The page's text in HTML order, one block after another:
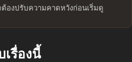
องปรับความคาดหวังก่อนเริ่มดู
รื่องนี้